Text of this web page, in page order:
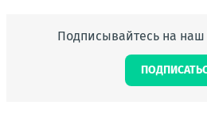
Подписывайтесь на наш